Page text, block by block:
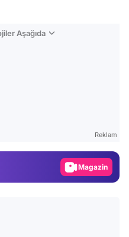
Aşağıda
Reklam
Gündem
Magazin
Video